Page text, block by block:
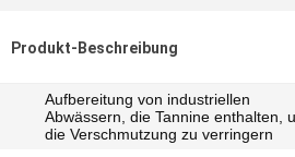
Produkt-Beschreibung
Aufbereitung von industriellen
Abwässern, die Tannine enthalten,
die Verschmutzung zu verringern